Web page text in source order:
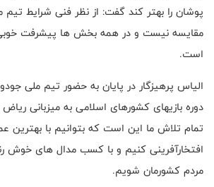
پوشان را بهتر کند گفت: از نظر فنی شرایط
مقایسه نیست و در همه بخش ها پیشرفت
است.
الیاس پرهیزگار در پایان به حضور تیم ملی
دوره بازیهای کشورهای اسلامی به میزبانی
تمام تلاش ما این است که بتوانیم با بهترین
افتخارآفرینی کنیم و با کسب مدال های خوش
مردم کشورمان شویم.